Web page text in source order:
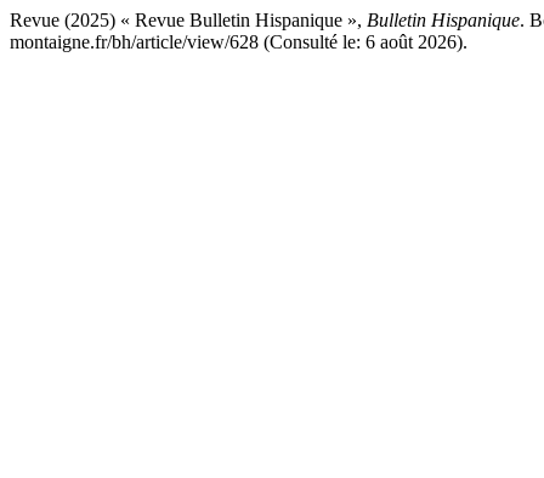
Revue (2025) « Revue Bulletin Hispanique », Bulletin Hispanique.
montaigne.fr/bh/article/view/628 (Consulté le: 6 août 2026).